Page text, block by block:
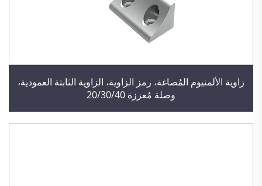
زاوية الألمنيوم المُصاغة، رمز الزاوية، الزاوية الثابتة العمودية،
وصلة مُعززة 20/30/40